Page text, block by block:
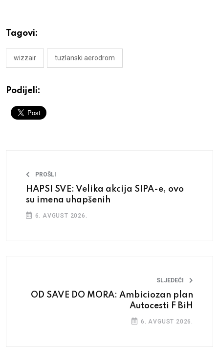
Tagovi:
wizzair tuzlanski aerodrom
Podijeli:
PROŠLI
HAPSI SVE: Velika akcija SIPA-e, ovo
su imena uhapšenih
6. AVGUST 2026.
SLJEDEĆI
OD SAVE DO MORA: Ambiciozan plan
Autocesti F BiH
6. AVGUST 2026.